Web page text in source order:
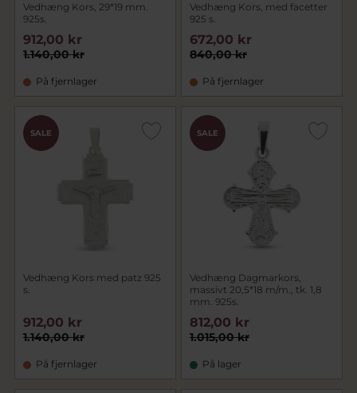
Vedhæng Kors, 29*19 mm.
925s.
1.140,00 kr
912,00 kr
På fjernlager
Vedhæng Kors, med facetter
925 s.
840,00 kr
672,00 kr
På fjernlager
SALE
Vedhæng Kors med patz 925
s.
1.140,00 kr
912,00 kr
På fjernlager
SALE
Vedhæng Dagmarkors,
massivt 20,5*18 m/m., tk. 1,8
mm. 925s.
1.015,00 kr
812,00 kr
På lager